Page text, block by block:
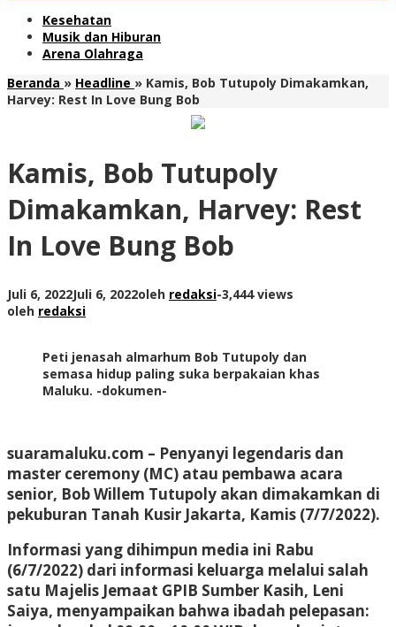
Kesehatan
Musik dan Hiburan
Arena Olahraga
Beranda » Headline » Kamis, Bob Tutupoly Dimakamkan,
Harvey: Rest In Love Bung Bob
Kamis, Bob Tutupoly
Dimakamkan, Harvey: Rest
In Love Bung Bob
Juli 6, 2022Juli 6, 2022oleh redaksi-3,444 views
oleh redaksi
Peti jenasah almarhum Bob Tutupoly dan
semasa hidup paling suka berpakaian khas
Maluku. -dokumen-
suaramaluku.com – Penyanyi legendaris dan
master ceremony (MC) atau pembawa acara
senior, Bob Willem Tutupoly akan dimakamkan di
pekuburan Tanah Kusir Jakarta, Kamis (7/7/2022).
Informasi yang dihimpun media ini Rabu
(6/7/2022) dari informasi keluarga melalui salah
satu Majelis Jemaat GPIB Sumber Kasih, Leni
Saiya, menyampaikan bahwa ibadah pelepasan: